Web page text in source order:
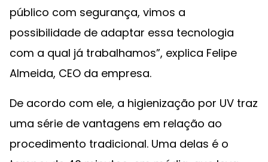
público com segurança, vimos a
possibilidade de adaptar essa tecnologia
com a qual já trabalhamos”, explica Felipe
Almeida, CEO da empresa.
De acordo com ele, a higienização por UV traz
uma série de vantagens em relação ao
procedimento tradicional. Uma delas é o